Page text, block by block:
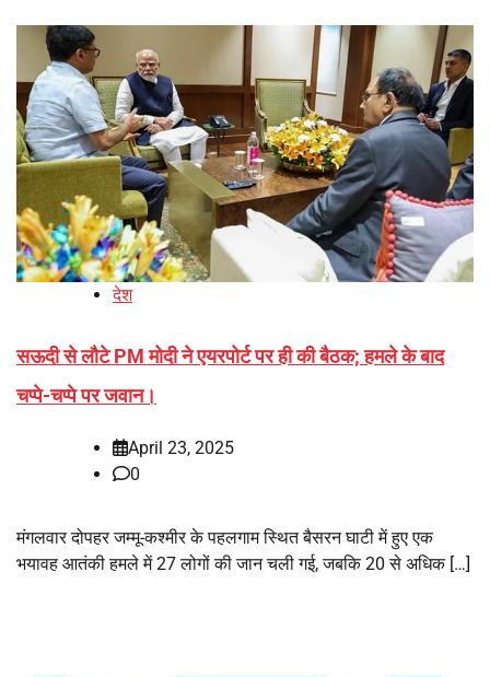
देश
सऊदी से लौटे PM मोदी ने एयरपोर्ट पर ही की बैठक; हमले के बाद
चप्पे-चप्पे पर जवान।
April 23, 2025
0
मंगलवार दोपहर जम्मू-कश्मीर के पहलगाम स्थित बैसरन घाटी में हुए एक
भयावह आतंकी हमले में 27 लोगों की जान चली गई, जबकि 20 से अधिक […]